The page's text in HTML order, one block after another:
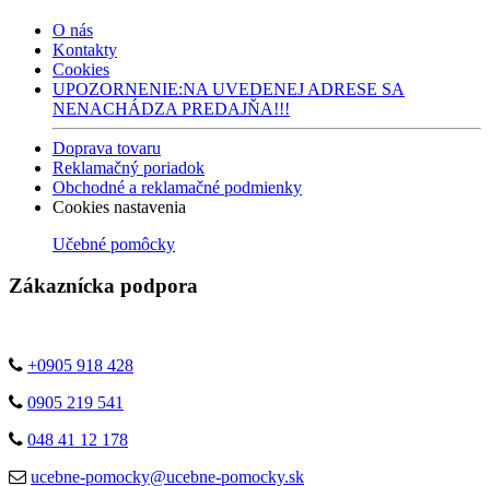
O nás
Kontakty
Cookies
UPOZORNENIE:NA UVEDENEJ ADRESE SA
NENACHÁDZA PREDAJŇA!!!
Doprava tovaru
Reklamačný poriadok
Obchodné a reklamačné podmienky
Cookies nastavenia
Učebné pomôcky
Zákaznícka podpora
+0905 918 428
0905 219 541
048 41 12 178
ucebne-pomocky@ucebne-pomocky.sk